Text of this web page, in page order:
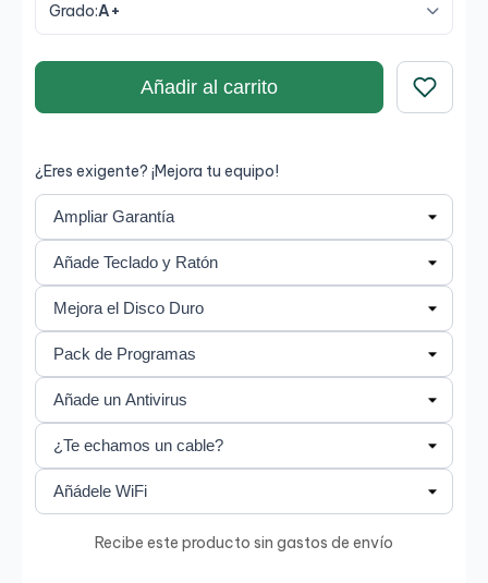
Grado:A+
Añadir al carrito
¿Eres exigente? ¡Mejora tu equipo!
Recibe este producto sin gastos de envío